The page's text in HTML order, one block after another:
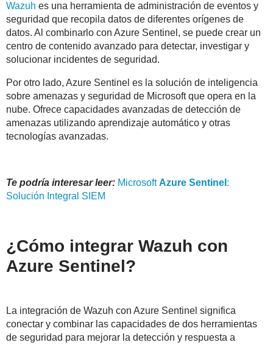
Wazuh es una herramienta de administración de eventos y
seguridad que recopila datos de diferentes orígenes de
datos. Al combinarlo con Azure Sentinel, se puede crear un
centro de contenido avanzado para detectar, investigar y
solucionar incidentes de seguridad.
Por otro lado, Azure Sentinel es la solución de inteligencia
sobre amenazas y seguridad de Microsoft que opera en la
nube. Ofrece capacidades avanzadas de detección de
amenazas utilizando aprendizaje automático y otras
tecnologías avanzadas.
Te podría interesar leer: MicrosoftAzure Sentinel :
Solución Integral SIEM
¿Cómo integrar Wazuh con
Azure Sentinel?
La integración de Wazuh con Azure Sentinel significa
conectar y combinar las capacidades de dos herramientas
de seguridad para mejorar la detección y respuesta a